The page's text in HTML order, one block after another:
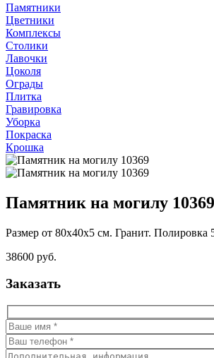
Памятники
Цветники
Комплексы
Столики
Лавочки
Цоколя
Ограды
Плитка
Гравировка
Уборка
Покраска
Крошка
Памятник на могилу 10369
Размер от 80х40х5 см. Гранит. Полировка
38600 руб.
Заказать